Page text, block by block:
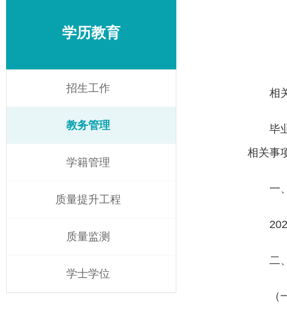
学历教育
招生工作
教务管理
学籍管理
质量提升工程
质量监测
学士学位
相
毕
相关事
一
二